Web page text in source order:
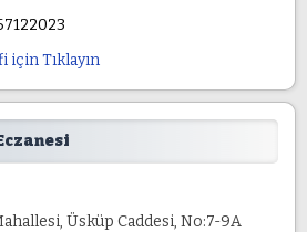
için Tıklayın
Üsküp Caddesi, No:7-9A